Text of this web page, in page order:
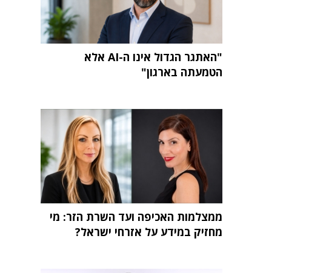
"האתגר הגדול אינו ה-AI אלא
הטמעתה בארגון"
ממצלמות האכיפה ועד השרת הזר: מי
מחזיק במידע על אזרחי ישראל?